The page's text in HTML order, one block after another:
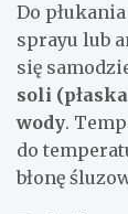
Do
sprayu lub
się
soli
wody.
do
błonę